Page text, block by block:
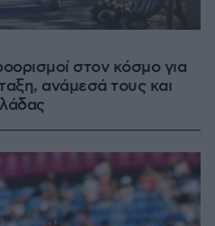
στον κόσμο για
ανάμεσά τους και